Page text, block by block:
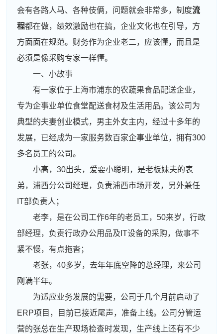
会有各路人马、各种伎俩，问题就会非常多，制度流
程都在做，绩效激励也在搞，企业文化也在引导，方
方面面在规范。财务作为企业老二，应该懂，而且是
必须是像采购专家一样懂。
一、小故事
有一家位于上海市浦东的农蔬果食品配送企业，
专为企事业单位食堂配送食材及生活用品。该公司为
典型的夫妻创业模式，男主外女主内，经过十多年的
发展，已经成为一家服务数百家企事业单位，拥有300
多名员工的公司。
小高，30出头，爱耍小聪明，是老板妹夫的表
弟，浦西分公司经理，负责浦西市场开发，另外兼任
IT部负责人；
老李，是在公司工作6年的老员工，50来岁，行政
部经理，负责行政办公用品及IT设备的采购，做事不
紧不慢，有点拖沓；
老张，40多岁，去年年底空降的总经理，来公司
刚满半年。
为适应业务发展的需要，公司于几个月前启动了
ERP项目，目前已接近尾声，准备上线。公司分管运
营的张总在生产现场检查时发现，生产线上还有不少